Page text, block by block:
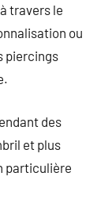
travers le
ou
piercings
des
et plus
particulière